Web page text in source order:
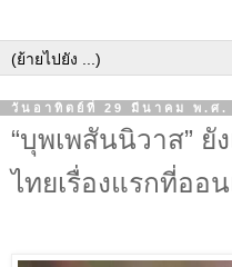
วันอาทิตย์ที่ 29 มีนาคม พ.ศ.
“บุพเพสันนิวาส” ยั
ไทยเรื่องแรกที่ออ